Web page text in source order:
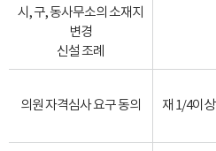
시, 구, 동사무소의 소재지
변경
신설 조례
의원 자격심사 요구 동의 재 1/4이상